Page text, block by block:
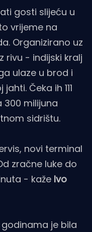
gosti slijeću u
vrijeme na
Organizirano uz
rivu - indijski kralj
ulaze u brod i
Čeka ih 111
milijuna
sidrištu.
novi terminal
zračne luke do
- kaže Ivo
je bila